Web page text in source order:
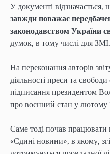
У документі відзначається,
завжди поважає
законодавством України
думок, в тому числі для ЗМІ.
На переконання авторів
діяльності преси та
підписання президентом
про воєнний стан у
Саме тоді почав працювати
«Єдині новини», в якому,